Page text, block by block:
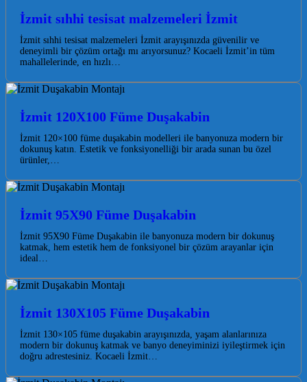
İzmit sıhhi tesisat malzemeleri İzmit
İzmit sıhhi tesisat malzemeleri İzmit arayışınızda güvenilir ve
deneyimli bir çözüm ortağı mı arıyorsunuz? Kocaeli İzmit’in tüm
mahallelerinde, en hızlı…
İzmit 120X100 Füme Duşakabin
İzmit 120×100 füme duşakabin modelleri ile banyonuza modern bir
dokunuş katın. Estetik ve fonksiyonelliği bir arada sunan bu özel
ürünler,…
İzmit 95X90 Füme Duşakabin
İzmit 95X90 Füme Duşakabin ile banyonuza modern bir dokunuş
katmak, hem estetik hem de fonksiyonel bir çözüm arayanlar için
ideal…
İzmit 130X105 Füme Duşakabin
İzmit 130×105 füme duşakabin arayışınızda, yaşam alanlarınıza
modern bir dokunuş katmak ve banyo deneyiminizi iyileştirmek için
doğru adrestesiniz. Kocaeli İzmit…